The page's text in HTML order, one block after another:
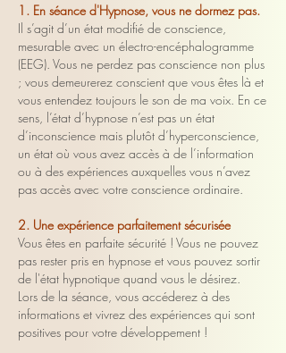
1. En séance d'Hypnose, vous ne dormez pas.
Il s’agit d’un état modifié de conscience,
mesurable avec un électro-encéphalogramme
(EEG). Vous ne perdez pas conscience non plus
; vous demeurerez conscient que vous êtes là et
vous entendez toujours le son de ma voix. En ce
sens, l’état d’hypnose n’est pas un état
d’inconscience mais plutôt d’hyperconscience,
un état où vous avez accès à de l’information
ou à des expériences auxquelles vous n’avez
pas accès avec votre conscience ordinaire.
2. Une expérience parfaitement sécurisée
Vous êtes en parfaite sécurité ! Vous ne pouvez
pas rester pris en hypnose et vous pouvez sortir
de l'état hypnotique quand vous le désirez.
Lors de la séance, vous accéderez à des
informations et vivrez des expériences qui sont
positives pour votre développement !